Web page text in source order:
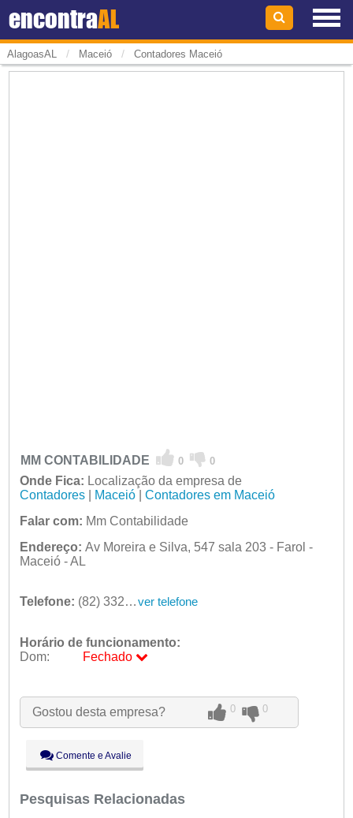
encontraAL
AlagoasAL / Maceió / Contadores Maceió
MM CONTABILIDADE 0 0
Onde Fica: Localização da empresa de
Contadores| Maceió| Contadores em Maceió
Falar com: Mm Contabilidade
Endereço: Av Moreira e Silva, 547 sala 203 - Farol -
Maceió - AL
Telefone: (82) 3326-7264 ver telefone
Horário de funcionamento:
Dom:
Fechado
Ter:
09:00 - 18:00
Qua:
09:00 - 18:00
Sex:
09:00 - 18:00
Sáb:
Fechado
Dom:
Fechado
Gostou desta empresa? 0 0
Comente e Avalie
Pesquisas Relacionadas